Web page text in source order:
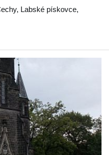
, Labské pískovce,